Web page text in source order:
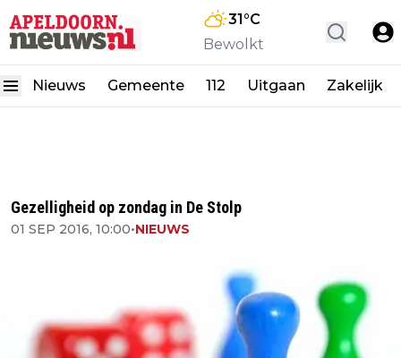
31°C
Bewolkt
Nieuws Gemeente 112 Uitgaan Zakelijk
Gezelligheid op zondag in De Stolp
01 SEP 2016, 10:00•NIEUWS